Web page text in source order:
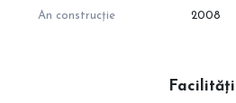
An construcție 2008
Facilități